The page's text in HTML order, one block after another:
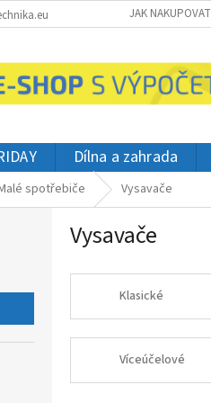
JAK NAKUPOVAT
Dílna a zahrada
spotřebiče Vysavače
Vysavače
Klasické
Víceúčelové